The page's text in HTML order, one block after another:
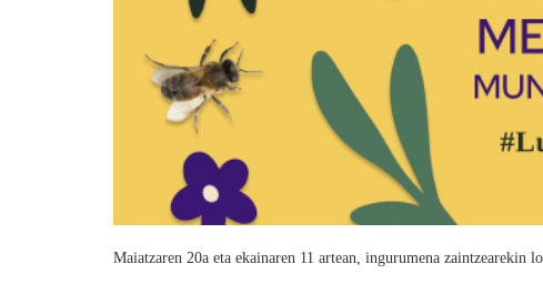
Maiatzaren 20a eta ekainaren 11 artean, ingurumena zaintzearekin